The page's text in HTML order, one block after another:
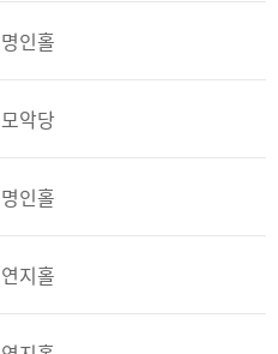
명인홀
모악당
명인홀
연지홀